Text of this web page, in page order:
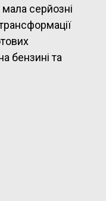
мала серйозні
бензині та